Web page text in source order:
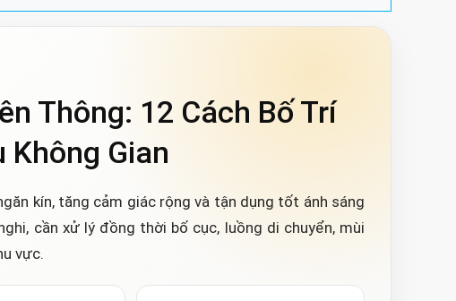
Thông: 12 Cách Bố Trí
Không Gian
kín, tăng cảm giác rộng và tận dụng tốt ánh sáng
cần xử lý đồng thời bố cục, luồng di chuyển, mùi
vực.